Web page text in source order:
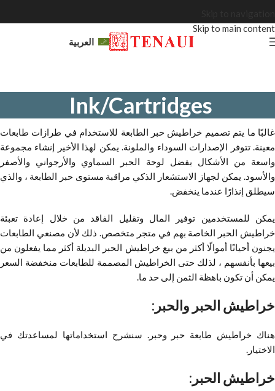
Skip to main content
العربية
Ink/Cartridges
غالبًا ما يتم تصميم خراطيش حبر الطابعة للاستخدام في طرازات طابعات
معينة. تتوفر الإصدارات السوداء والملونة. يمكن لهذا الأخير إنشاء مجموعة
واسعة من الأشكال بفضل لوحة الحبر السماوي والأرجواني والأصفر
والأسود. يمكن لجهاز الاستشعار الذكي مراقبة مستوى حبر الطابعة ، والذي
سيطلق إنذارًا عندما ينخفض.
يمكن للمستخدمين توفير المال وتقليل الفاقد من خلال إعادة تعبئة
خراطيش الحبر الخاصة بهم في متجر متخصص. ذلك لأن مصنعي الطابعات
يجنون أحيانًا أموالًا أكثر من بيع خراطيش الحبر البديلة أكثر مما يفعلون من
بيعها بأنفسهم ، لذلك حتى الخراطيش المصممة للطابعات منخفضة السعر
يمكن أن تكون باهظة الثمن إلى حد ما.
خراطيش الحبر والحبر:
هناك خراطيش طابعة حبر وحبر. سنشرح استخداماتها لمساعدتك في
الاختيار.
خراطيش الحبر: